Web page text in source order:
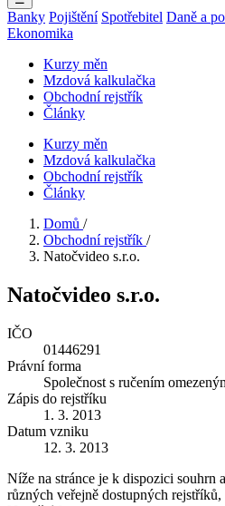
Banky Pojištění Spotřebitel Daně a
Ekonomika
Kurzy měn
Mzdová kalkulačka
Obchodní rejstřík
Články
Kurzy měn
Mzdová kalkulačka
Obchodní rejstřík
Články
Domů /
Obchodní rejstřík /
Natočvideo s.r.o.
Natočvideo s.r.o.
IČO
01446291
Právní forma
Společnost s ručením
Zápis do rejstříku
1. 3. 2013
Datum vzniku
12. 3. 2013
Níže na stránce je k dispozici souhrn
různých veřejně dostupných